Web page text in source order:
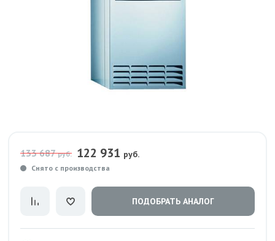
133 687руб. 122 931 руб.
Снято с производства
ПОДОБРАТЬ АНАЛОГ